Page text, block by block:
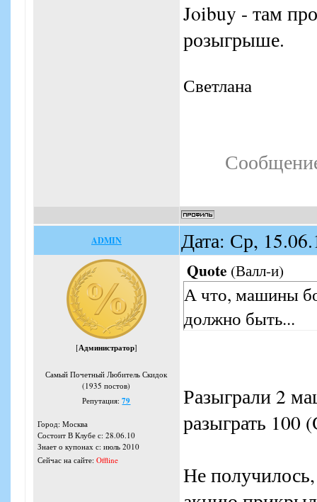
Именно
сделать
красоты, кино,
В апреле 2011
акции – купон
скидки 70 и
Однако условия
купонов замерли
ожидании,
обычным,
компания в
бы, еще немного
своего развития.
разгоралась
Joibuy - там
розыгрыше.
Светлана
ADMIN Дата: Ср,
[Администратор]
Самый Почетный Любитель Скидок
(1935 постов)
Репутация:79
Город: Москва
Состоит В Клубе с: 28.06.10
Знает о купонах с: июль 2010
Сейчас на сайте: Offline
Quote (Валл-и)
А что, машины
должно быть...
Разыграли 2
разыграть
Не